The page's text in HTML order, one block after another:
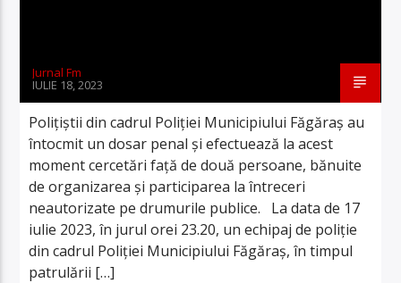
Jurnal Fm
IULIE 18, 2023
Polițiștii din cadrul Poliției Municipiului Făgăraș au
întocmit un dosar penal și efectuează la acest
moment cercetări față de două persoane, bănuite
de organizarea și participarea la întreceri
neautorizate pe drumurile publice. La data de 17
iulie 2023, în jurul orei 23.20, un echipaj de poliție
din cadrul Poliției Municipiului Făgăraș, în timpul
patrulării […]